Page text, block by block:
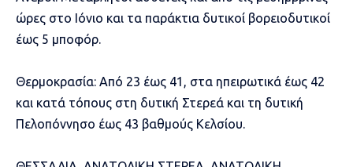
ώρες στο Ιόνιο και τα παράκτια δυτικοί βορειοδυτικοί
έως 5 μποφόρ.
Θερμοκρασία: Από 23 έως 41, στα ηπειρωτικά έως 42
και κατά τόπους στη δυτική Στερεά και τη δυτική
Πελοπόννησο έως 43 βαθμούς Κελσίου.